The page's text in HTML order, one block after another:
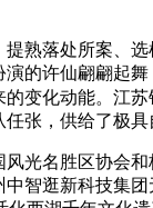
落处所案、选
的许仙翩翩起
变化动能。江
张，供给了极
名胜区协会和
智逛新科技集